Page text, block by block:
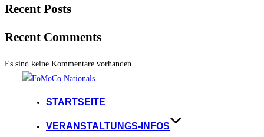
Recent Posts
Recent Comments
Es sind keine Kommentare vorhanden.
STARTSEITE
VERANSTALTUNGS-INFOS